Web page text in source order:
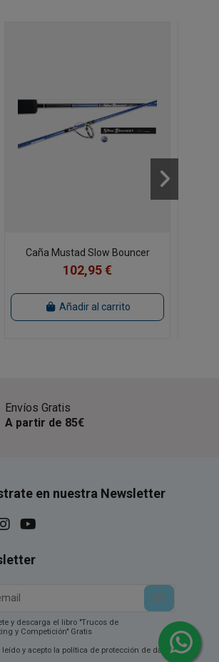
Caña Mustad Slow Bouncer
102,95 €
Añadir al carrito
Envíos Gratis
A partir de 85€
en nuestra Newsletter
y descarga el libro "Trucos de
y Competición" Gratis
leído y acepto la política de protección de datos.